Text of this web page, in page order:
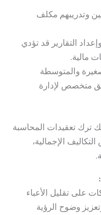
وتدريبهم مكلف
التقارير قد تؤدي
مالية.
والمتوسطة
متخصص لإدارة
ترك تعقيدات المحاسبة
الإجمالية،
:
على تقليل الأعباء
وضوح الرؤية